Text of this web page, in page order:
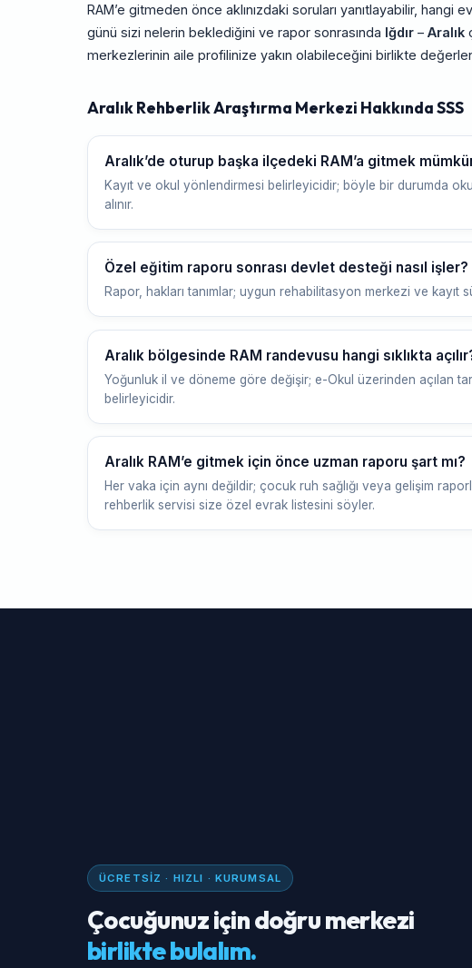
RAM’e gitmeden önce aklınızdaki soruları yanıtlayabilir, hangi
günü sizi nelerin beklediğini ve rapor sonrasında Iğdır – Aralık
merkezlerinin aile profilinize yakın olabileceğini birlikte
Aralık Rehberlik Araştırma Merkezi Hakkında SSS
Aralık’de oturup başka ilçedeki RAM’a gitmek
Kayıt ve okul yönlendirmesi belirleyicidir; böyle bir durumda
alınır.
Özel eğitim raporu sonrası devlet desteği nasıl işler?
Rapor, hakları tanımlar; uygun rehabilitasyon merkezi ve kayıt
Aralık bölgesinde RAM randevusu hangi sıklıkta
Yoğunluk il ve döneme göre değişir; e-Okul üzerinden açılan
belirleyicidir.
Aralık RAM’e gitmek için önce uzman raporu şart mı?
Her vaka için aynı değildir; çocuk ruh sağlığı veya gelişim
rehberlik servisi size özel evrak listesini söyler.
ÜCRETSIZ · HIZLI · KURUMSAL
Çocuğunuz için doğru merkezi
birlikte bulalım.